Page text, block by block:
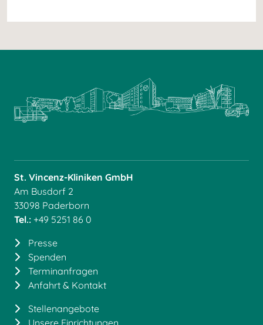
St. Vincenz-Kliniken GmbH
Am Busdorf 2
33098 Paderborn
Tel.: +49 5251 86 0
Presse
Spenden
Terminanfragen
Anfahrt & Kontakt
Stellenangebote